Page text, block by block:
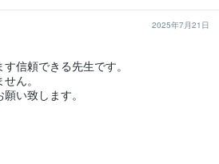
2025年7月21日
信頼できる先生です。
ん。
い致します。